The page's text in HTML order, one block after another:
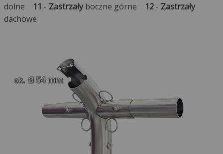
dolne
11 - Zastrzałyboczne górne 12- Zastrzały
dachowe